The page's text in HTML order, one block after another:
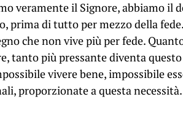
veramente il Signore, abbiamo il
prima di tutto per mezzo della
che non vive più per fede.
tanto più pressante diventa
vivere bene, impossibile
proporzionate a questa necessità.